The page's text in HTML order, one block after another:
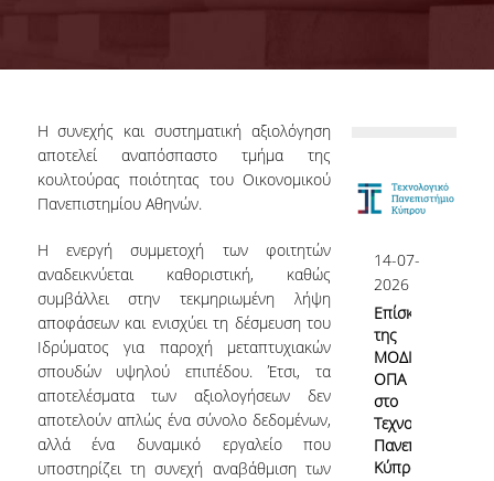
Αρμοδιότητες Υπηρεσίας
Γνώρισε την ΜΟΔΙΠ
ΕΣΠΑ ΜΟΔΙΠ
ΕΣΠΑ 2020-23
ΕΣΠΑ 2007-13
Σύστημα Διασφάλισης Ποιότητας
Η συνεχής και συστηματική αξιολόγηση
αποτελεί αναπόσπαστο τμήμα της
κουλτούρας ποιότητας του Οικονομικού
Πανεπιστημίου Αθηνών.
Η ενεργή συμμετοχή των φοιτητών
αναδεικνύεται καθοριστική, καθώς
συμβάλλει στην τεκμηριωμένη λήψη
αποφάσεων και ενισχύει τη δέσμευση του
Ιδρύματος για παροχή μεταπτυχιακών
σπουδών υψηλού επιπέδου. Έτσι, τα
αποτελέσματα των αξιολογήσεων δεν
αποτελούν απλώς ένα σύνολο δεδομένων,
αλλά ένα δυναμικό εργαλείο που
υποστηρίζει τη συνεχή αναβάθμιση των
14-07-
2026
Επίσκεψη
της
ΜΟΔΙΠ
ΟΠΑ
στο
Τεχνολογικό
Πανεπιστήμιο
Κύπρου